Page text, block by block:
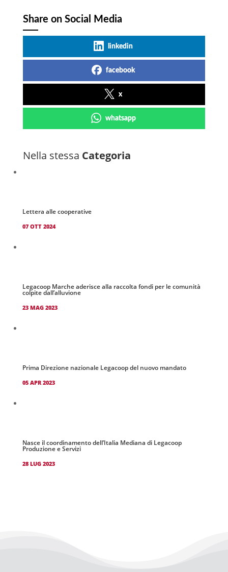
Share on Social Media
linkedin
facebook
x
whatsapp
Nella stessa Categoria
Lettera alle cooperative
07 OTT 2024
Legacoop Marche aderisce alla raccolta fondi per le comunità
colpite dall’alluvione
23 MAG 2023
Prima Direzione nazionale Legacoop del nuovo mandato
05 APR 2023
Nasce il coordinamento dell’Italia Mediana di Legacoop
Produzione e Servizi
28 LUG 2023